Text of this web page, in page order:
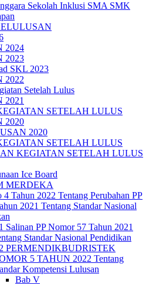
Sekolah Inklusi SMA SMK
2024
2023
SKL 2023
2022
Setelah Lulus
SETELAH LULUS
2020
2020
SETELAH LULUS
KEGIATAN SETELAH LULUS
Ice Board
MERDEKA
4 Tahun 2022 Tentang Perubahan PP
2021 Tentang Standar Nasional
Salinan PP Nomor 57 Tahun 2021
Standar Nasional Pendidikan
PERMENDIKBUDRISTEK
5 TAHUN 2022 Tentang
Kompetensi Lulusan
Bab V